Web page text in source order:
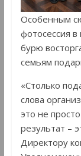
Особенным
фотосессия
бурю
семьям
«Столько
слова
это не
результат –
Директору